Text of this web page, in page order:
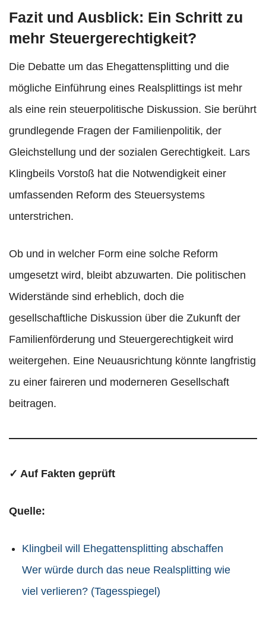
Fazit und Ausblick: Ein Schritt zu
mehr Steuergerechtigkeit?
Die Debatte um das Ehegattensplitting und die
mögliche Einführung eines Realsplittings ist mehr
als eine rein steuerpolitische Diskussion. Sie berührt
grundlegende Fragen der Familienpolitik, der
Gleichstellung und der sozialen Gerechtigkeit. Lars
Klingbeils Vorstoß hat die Notwendigkeit einer
umfassenden Reform des Steuersystems
unterstrichen.
Ob und in welcher Form eine solche Reform
umgesetzt wird, bleibt abzuwarten. Die politischen
Widerstände sind erheblich, doch die
gesellschaftliche Diskussion über die Zukunft der
Familienförderung und Steuergerechtigkeit wird
weitergehen. Eine Neuausrichtung könnte langfristig
zu einer faireren und moderneren Gesellschaft
beitragen.
✓ Auf Fakten geprüft
Quelle:
Klingbeil will Ehegattensplitting abschaffen
Wer würde durch das neue Realsplitting wie
viel verlieren? (Tagesspiegel)